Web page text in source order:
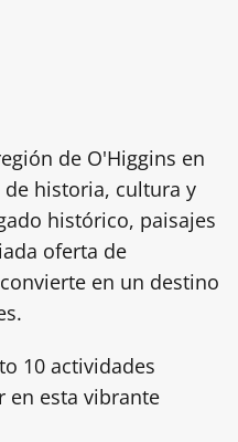
de O'Higgins en
historia, cultura y
histórico, paisajes
oferta de
en un destino
10 actividades
en esta vibrante